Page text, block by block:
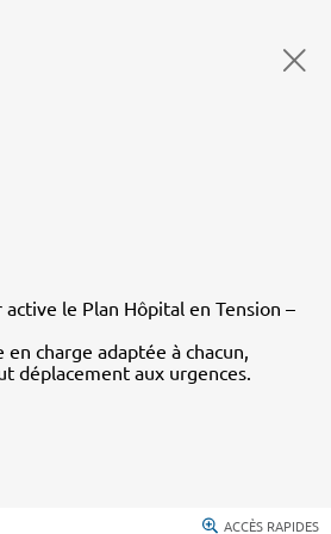
le Plan Hôpital en Tension –
charge adaptée à chacun,
déplacement aux urgences.
ACCÈS RAPIDES